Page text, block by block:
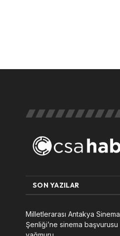
SON YAZILAR
Milletlerarası Antakya Sinema
Şenliği’ne sinema başvurusu